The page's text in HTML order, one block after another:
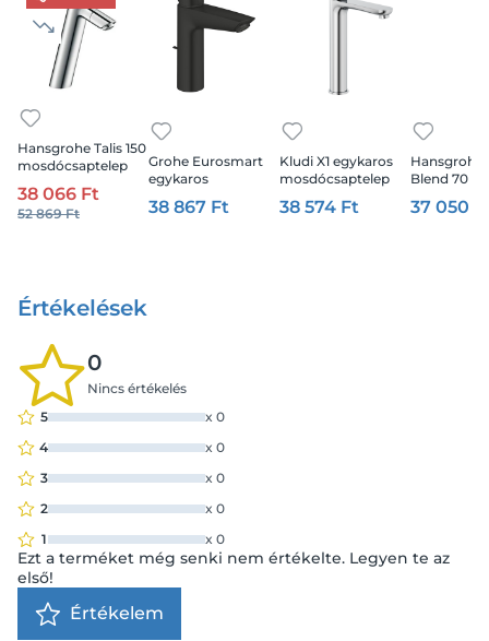
Hansgrohe Talis 150
mosdócsaptelep
króm
38 066 Ft
52 869 Ft
Grohe Eurosmart
egykaros
mosdócsaptelep
automata
38 867 Ft
Kludi X1 egykaros
mosdócsaptelep
240, leeresztő
nélküli, króm
38 574 Ft
Hansgrohe
Blend 70
automata
37 050
Értékelések
0
Nincs értékelés
5
x 0
4
x 0
3
x 0
2
x 0
1
x 0
Ezt a terméket még senki nem értékelte. Legyen te az
első!
Értékelem